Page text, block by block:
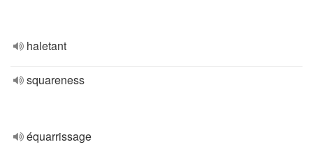
haletant
squareness
équarrissage